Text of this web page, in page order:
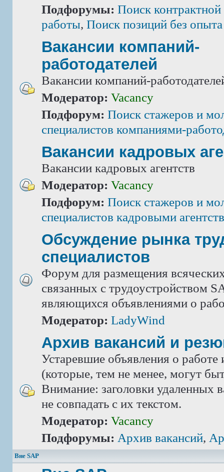
Подфорумы: Поиск
работы, Поиск позиций без
Вакансии компаний-
работодателей
Вакансии компаний-
Модератор: Vacancy
Подфорум: Поиск стажеров и
специалистов компаниями-
Вакансии кадровых
Вакансии кадровых агентств
Модератор: Vacancy
Подфорум: Поиск стажеров и
специалистов кадровыми
Обсуждение рынка
специалистов
Форум для размещения
связанных с трудоустройством
являющихся объявлениями о
Модератор: LadyWind
Архив вакансий и
Устаревшие объявления о работе
(которые, тем не менее, могут
Внимание: заголовки удаленных
не совпадать с их текстом.
Модератор: Vacancy
Подфорумы: Архив вакансий,
Вне SAP